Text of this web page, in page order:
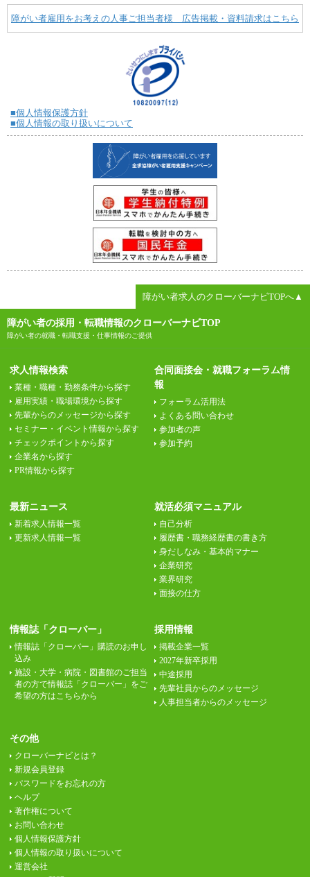
障がい者雇用をお考えの人事ご担当者様 広告掲載・資料請求はこちら
■個人情報保護方針
■個人情報の取り扱いについて
障がい者求人のクローバーナビTOPへ▲
障がい者の採用・転職情報のクローバーナビTOP
障がい者の就職・転職支援・仕事情報のご提供
求人情報検索
業種・職種・勤務条件から探す
雇用実績・職場環境から探す
先輩からのメッセージから探す
セミナー・イベント情報から探す
チェックポイントから探す
企業名から探す
PR情報から探す
合同面接会・就職フォーラム情
報
フォーラム活用法
よくある問い合わせ
参加者の声
参加予約
最新ニュース
新着求人情報一覧
更新求人情報一覧
就活必須マニュアル
自己分析
履歴書・職務経歴書の書き方
身だしなみ・基本的マナー
企業研究
業界研究
面接の仕方
情報誌「クローバー」
情報誌「クローバー」購読のお申し
込み
施設・大学・病院・図書館のご担当
者の方で情報誌「クローバー」をご
希望の方はこちらから
採用情報
掲載企業一覧
2027年新卒採用
中途採用
先輩社員からのメッセージ
人事担当者からのメッセージ
その他
クローバーナビとは？
新規会員登録
パスワードをお忘れの方
ヘルプ
著作権について
お問い合わせ
個人情報保護方針
個人情報の取り扱いについて
運営会社